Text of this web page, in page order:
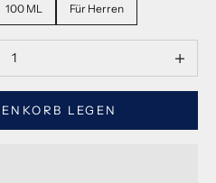
100 ML Für Herren
LEGEN